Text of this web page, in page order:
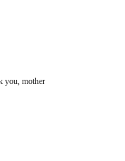
you, mother